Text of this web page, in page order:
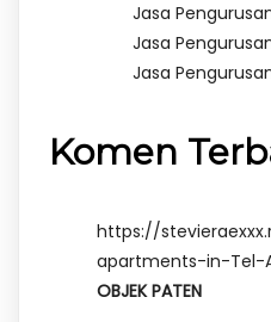
Jasa
Jasa
Jasa
Komen
https://
apartments-in-Tel-
OBJEK PATEN